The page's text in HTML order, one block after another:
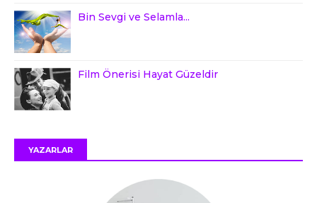
Bin Sevgi ve Selamla...
Film Önerisi Hayat Güzeldir
YAZARLAR